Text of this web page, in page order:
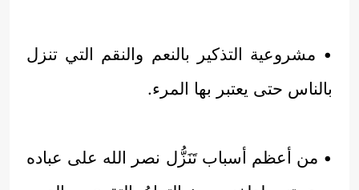
• مشروعية التذكير بالنعم والنقم التي تنزل
بالناس حتى يعتبر بها المرء.
• من أعظم أسباب تَنَزُّل نصر الله على عباده